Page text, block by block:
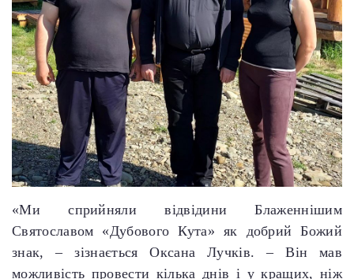
«Ми сприйняли відвідини Блаженнішим
Святославом «Дубового Кута» як добрий Божий
знак, – зізнається Оксана Лучків. – Він мав
можливість провести кілька днів і у кращих, ніж